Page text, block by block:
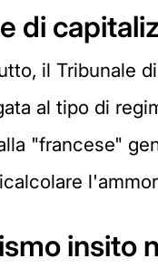
di
il Tribunale
al tipo di
"francese"
insito